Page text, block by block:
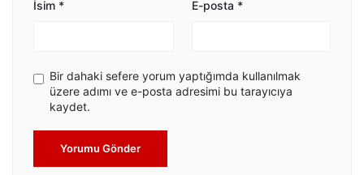
İsim * E-posta *
Bir dahaki sefere yorum yaptığımda kullanılmak
üzere adımı ve e-posta adresimi bu tarayıcıya
kaydet.
Yorumu Gönder